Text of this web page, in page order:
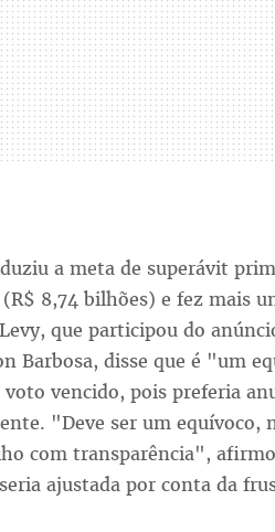
a meta de superávit
8,74 bilhões) e fez mais
que participou do
Barbosa, disse que é "um
vencido, pois preferia
"Deve ser um equívoco,
com transparência",
ajustada por conta da